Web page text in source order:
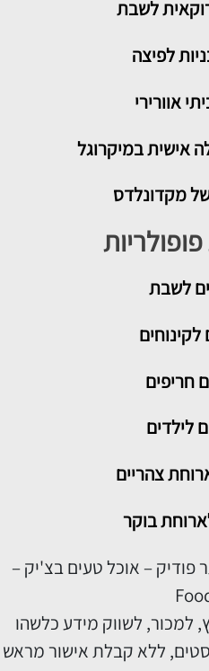
לשבת
לפיצה
אוורירי
אישית במיקרוגל
מקדונלדס
לשבת
חריפים
לילדים
צהריים
בוקר
פודיק – אוכל טעים בצ'יק –
למכור, לשווק מידע כלשהו
ללא קבלת אישור מראש